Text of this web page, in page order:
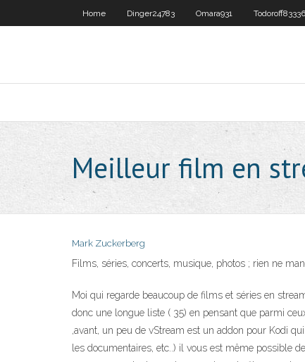
Home Dinger24783 Omara931 Todoroff83336
Meilleur film en
Mark Zuckerberg
Films, séries, concerts, musique, photos ; rien ne
Moi qui regarde beaucoup de films et séries en
donc une longue liste ( 35) en pensant que parmi
,avant, un peu de vStream est un addon pour Kodi
les documentaires, etc..) il vous est même possible